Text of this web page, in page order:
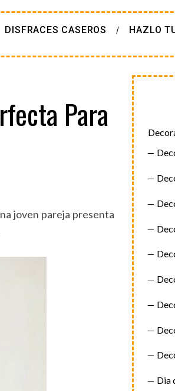
DISFRACES CASEROS HAZLO
Para
joven pareja presenta
Dia